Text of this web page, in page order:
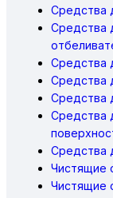
Средства
Средства
Средства
Средства
Средства
Средства
Средства
Чистящие
Чистящие